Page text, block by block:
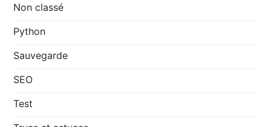
Non classé
Python
Sauvegarde
SEO
Test